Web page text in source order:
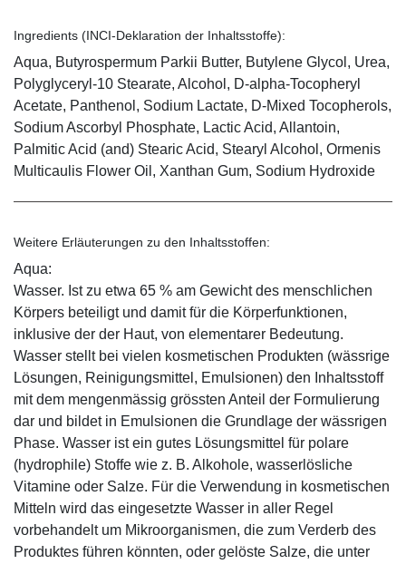
Ingredients (INCI-Deklaration der Inhaltsstoffe):
Aqua, Butyrospermum Parkii Butter, Butylene Glycol, Urea,
Polyglyceryl-10 Stearate, Alcohol, D-alpha-Tocopheryl
Acetate, Panthenol, Sodium Lactate, D-Mixed Tocopherols,
Sodium Ascorbyl Phosphate, Lactic Acid, Allantoin,
Palmitic Acid (and) Stearic Acid, Stearyl Alcohol, Ormenis
Multicaulis Flower Oil, Xanthan Gum, Sodium Hydroxide
Weitere Erläuterungen zu den Inhaltsstoffen:
Aqua:
Wasser. Ist zu etwa 65 % am Gewicht des menschlichen
Körpers beteiligt und damit für die Körperfunktionen,
inklusive der der Haut, von elementarer Bedeutung.
Wasser stellt bei vielen kosmetischen Produkten (wässrige
Lösungen, Reinigungsmittel, Emulsionen) den Inhaltsstoff
mit dem mengenmässig grössten Anteil der Formulierung
dar und bildet in Emulsionen die Grundlage der wässrigen
Phase. Wasser ist ein gutes Lösungsmittel für polare
(hydrophile) Stoffe wie z. B. Alkohole, wasserlösliche
Vitamine oder Salze. Für die Verwendung in kosmetischen
Mitteln wird das eingesetzte Wasser in aller Regel
vorbehandelt um Mikroorganismen, die zum Verderb des
Produktes führen könnten, oder gelöste Salze, die unter